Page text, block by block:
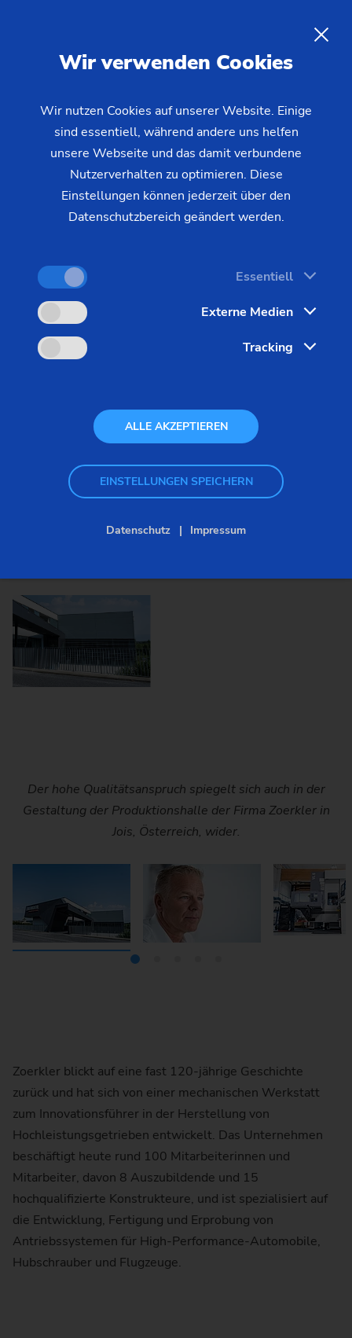
Präzisionsfertigung von
Getriebekomponenten auf
vertikalen Pick-up-
Drehmaschinen
renommierter Hersteller hochpräziser
Antriebssysteme für die Luftfahrt- und
Automobilindustrie, setzt die vertikale Pick-up-
Drehmaschine VL 6 von EMAG zur Bearbeitung
hochgenauer Getriebekomponenten ein. Mit dieser
der Fertigung komplexer Antriebskomponenten.
Der hohe Qualitätsanspruch spiegelt sich auch in der
Gestaltung der Produktionshalle der Firma Zoerkler in
Jois, Österreich, wider.
Bernhard Wagner, geschäftsführender Gesellschafter der
Zoerkler Gears GmbH & Co KG
Moderne Fertigungshalle mit der vertikalen Pick-up-
Drehmaschine VL 6 von EMAG bei Zoerkler
Hochpräzise Bearbeitung eines Getriebegehäuses auf
einer EMAG VL 6
Der beeindruckende Hubschrauber-Getriebeprüfstand
von Zoerkler
Zoerkler blickt auf eine fast 120-jährige Geschichte
zurück und hat sich von einer mechanischen Werkstatt
zum Innovationsführer in der Herstellung von
Hochleistungsgetrieben entwickelt. Das Unternehmen
beschäftigt heute rund 100 Mitarbeiterinnen und
Mitarbeiter, davon 8 Auszubildende und 15
hochqualifizierte Konstrukteure, und ist spezialisiert auf
die Entwicklung, Fertigung und Erprobung von
Antriebssystemen für High-Performance-Automobile,
Hubschrauber und Flugzeuge.
Wir verwenden Cookies
Wir nutzen Cookies auf unserer Website. Einige
sind essentiell, während andere uns helfen
unsere Webseite und das damit verbundene
Nutzerverhalten zu optimieren. Diese
Einstellungen können jederzeit über den
Datenschutzbereich geändert werden.
Essentiell
Externe Medien
Tracking
ALLE AKZEPTIEREN
EINSTELLUNGEN SPEICHERN
Datenschutz Impressum